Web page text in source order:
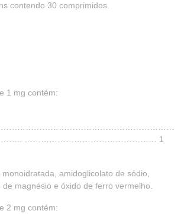
contendo 30 comprimidos.
1 mg contém:
………………………………………… 1
amidoglicolato de sódio,
magnésio e óxido de ferro vermelho.
2 mg contém: